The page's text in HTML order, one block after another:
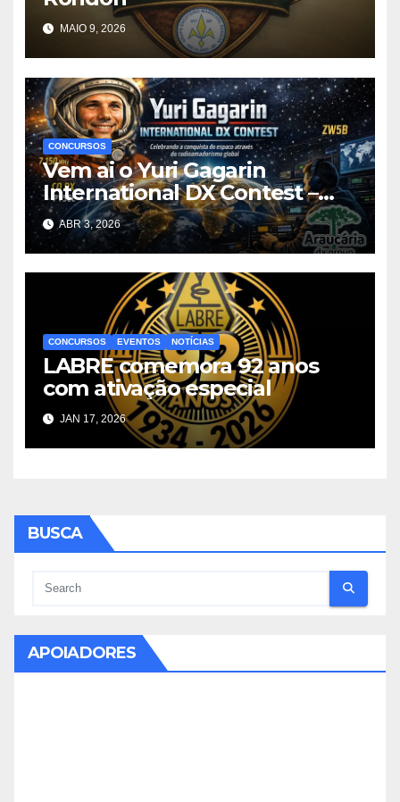
MAIO 9, 2026
CONCURSOS
Vem ai o Yuri Gagarin
International DX Contest –
2026
ABR 3, 2026
CONCURSOS EVENTOS NOTÍCIAS
LABRE comemora 92 anos
com ativação especial
JAN 17, 2026
BUSCA
APOIADORES